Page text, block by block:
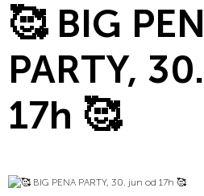
🥰 BIG
PARTY,
17h 🥰